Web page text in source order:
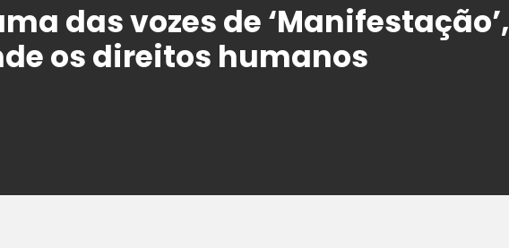
das vozes de ‘Manifestação’,
os direitos humanos